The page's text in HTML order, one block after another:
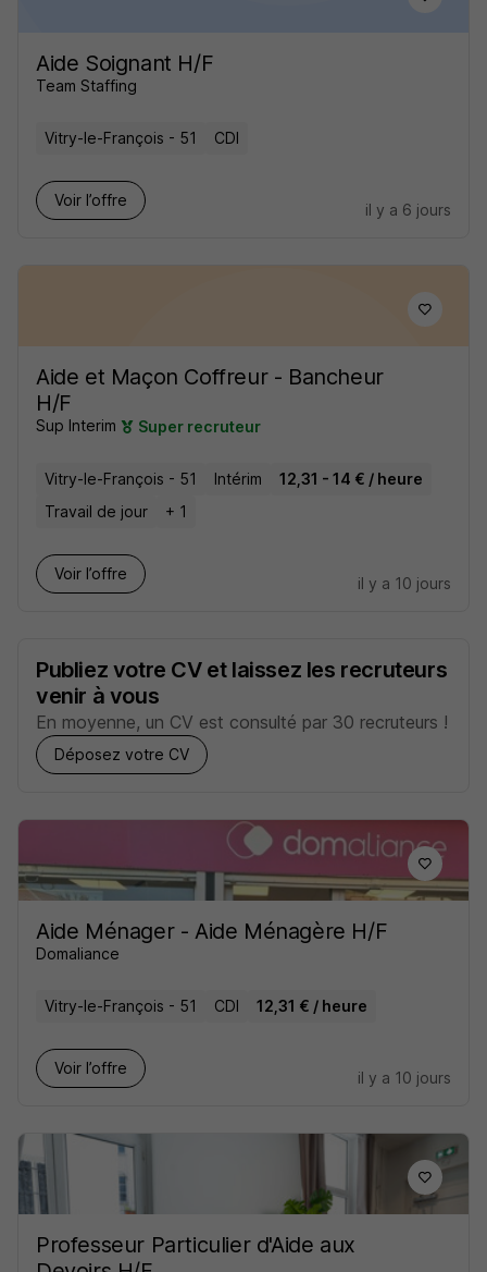
Aide Soignant H/F
Team Staffing
Vitry-le-François - 51 CDI
Voir l’offre
il y a 6 jours
Aide et Maçon Coffreur - Bancheur
H/F
Sup Interim Super recruteur
Vitry-le-François - 51 Intérim
12,31 - 14 € / heure
Travail de jour
+ 1
Voir l’offre
il y a 10 jours
Publiez votre CV et laissez les recruteurs
venir à vous
En moyenne, un CV est consulté par 30 recruteurs !
Déposez votre CV
Aide Ménager - Aide Ménagère H/F
Domaliance
Vitry-le-François - 51 CDI 12,31 € / heure
Voir l’offre
il y a 10 jours
Professeur Particulier d'Aide aux